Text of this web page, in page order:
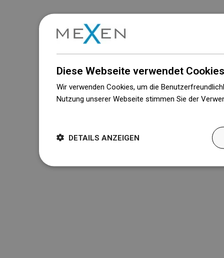
Diese Webseite verwendet
Wir verwenden Cookies, um die
Nutzung unserer Webseite stimmen Sie der
DETAILS ANZEIGEN